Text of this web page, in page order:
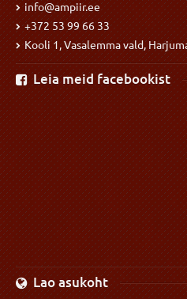
info@ampiir.ee
+372 53 99 66 33
Kooli 1, Vasalemma vald,
Leia meid facebookist
Lao asukoht